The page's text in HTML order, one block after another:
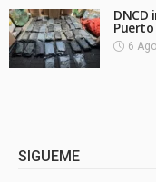
6
SIGUEME